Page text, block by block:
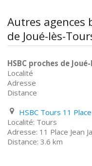
Autres agences
de Joué-lès-
HSBC proches de
Localité
Adresse
Distance
HSBC Tours 11
Tours
11 Place Jean
3.6 km